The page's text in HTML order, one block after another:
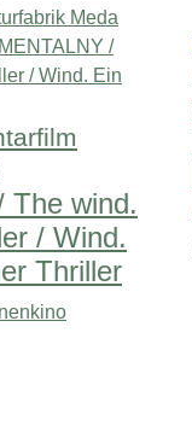
Meda
The wind.
/ Wind.
Thriller